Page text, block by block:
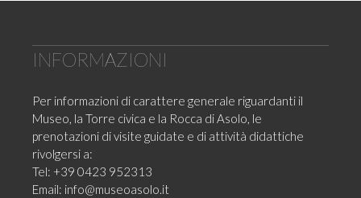
INFORMAZIONI
Per informazioni di carattere generale riguardanti il
Museo, la Torre civica e la Rocca di Asolo, le
prenotazioni di visite guidate e di attività didattiche
rivolgersi a:
Tel: +39 0423 952313
Email: info@museoasolo.it